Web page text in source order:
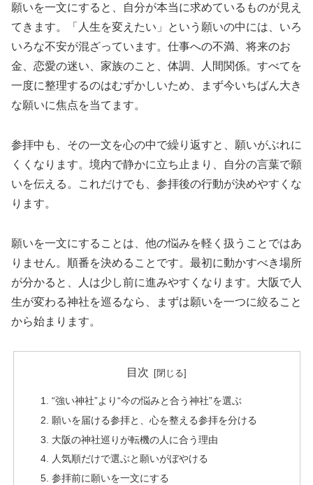
願いを一文にすると、自分が本当に求めているものが見え
てきます。「人生を変えたい」という願いの中には、いろ
いろな不安が混ざっています。仕事への不満、将来のお
金、恋愛の迷い、家族のこと、体調、人間関係。すべてを
一度に整理するのはむずかしいため、まず今いちばん大き
な願いに焦点を当てます。
参拝中も、その一文を心の中で繰り返すと、願いがぶれに
くくなります。境内で静かに立ち止まり、自分の言葉で願
いを伝える。これだけでも、参拝後の行動が決めやすくな
ります。
願いを一文にすることは、他の悩みを軽く扱うことではあ
りません。順番を決めることです。最初に動かすべき場所
が分かると、人は少し前に進みやすくなります。大阪で人
生が変わる神社を巡るなら、まずは願いを一つに絞ること
から始まります。
目次
“強い神社”より“今の悩みと合う神社”を選ぶ
願いを届ける参拝と、心を整える参拝を分ける
大阪の神社巡りが転機の人に合う理由
人気順だけで選ぶと願いがぼやける
参拝前に願いを一文にする